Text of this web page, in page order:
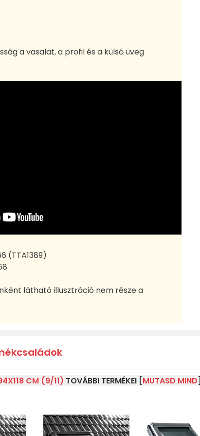
a vasalat, a profil és a külső üveg
(TTA1389)
látható illusztráció nem része a
CM (9/11) TOVÁBBI TERMÉKEI [MUTASD MIND]